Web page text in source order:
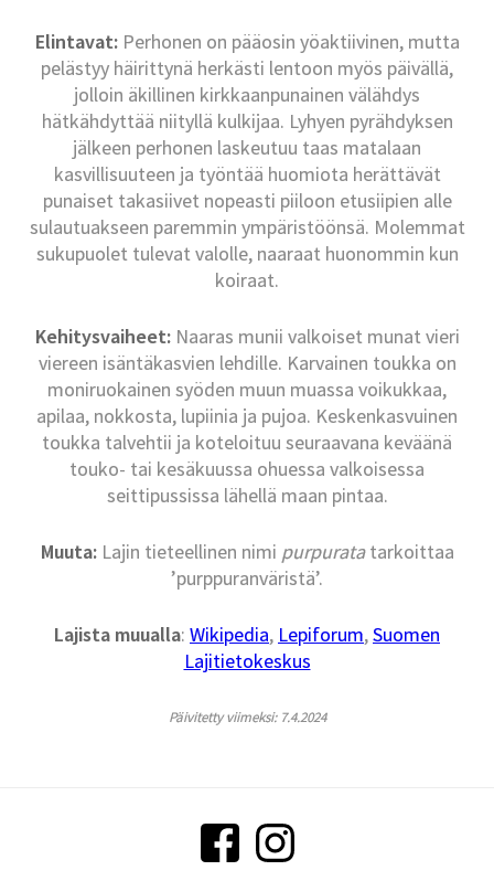
Elintavat:Perhonen on pääosin yöaktiivinen, mutta
pelästyy häirittynä herkästi lentoon myös päivällä,
jolloin äkillinen kirkkaanpunainen välähdys
hätkähdyttää niityllä kulkijaa. Lyhyen pyrähdyksen
jälkeen perhonen laskeutuu taas matalaan
kasvillisuuteen ja työntää huomiota herättävät
punaiset takasiivet nopeasti piiloon etusiipien alle
sulautuakseen paremmin ympäristöönsä. Molemmat
sukupuolet tulevat valolle, naaraat huonommin kun
koiraat.
Kehitysvaiheet:Naaras munii valkoiset munat vieri
viereen isäntäkasvien lehdille. Karvainen toukka on
moniruokainen syöden muun muassa voikukkaa,
apilaa, nokkosta, lupiinia ja pujoa. Keskenkasvuinen
toukka talvehtii ja koteloituu seuraavana keväänä
touko- tai kesäkuussa ohuessa valkoisessa
seittipussissa lähellä maan pintaa.
Muuta:Lajin tieteellinen nimi purpuratatarkoittaa
’purppuranväristä’.
Lajista muualla: Wikipedia, Lepiforum,Suomen
Lajitietokeskus
Päivitetty viimeksi: 7.4.2024